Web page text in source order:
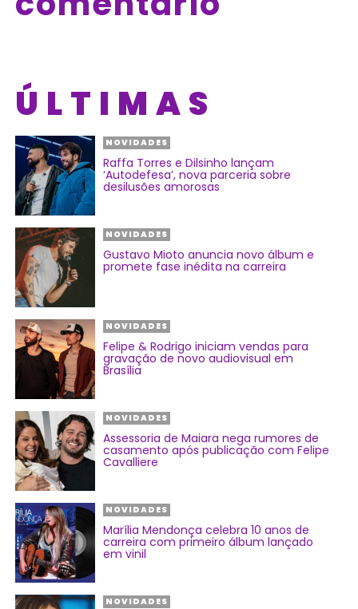
ÚLTIMAS
NOVIDADES
Raffa Torres e Dilsinho lançam
‘Autodefesa’, nova parceria sobre
desilusões amorosas
NOVIDADES
Gustavo Mioto anuncia novo álbum e
promete fase inédita na carreira
NOVIDADES
Felipe & Rodrigo iniciam vendas para
gravação de novo audiovisual em
Brasília
NOVIDADES
Assessoria de Maiara nega rumores de
casamento após publicação com Felipe
Cavalliere
NOVIDADES
Marília Mendonça celebra 10 anos de
carreira com primeiro álbum lançado
em vinil
NOVIDADES